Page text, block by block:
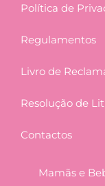
Política de
Regulamentos
Livro de
Resolução de
Contactos
Mamãs e